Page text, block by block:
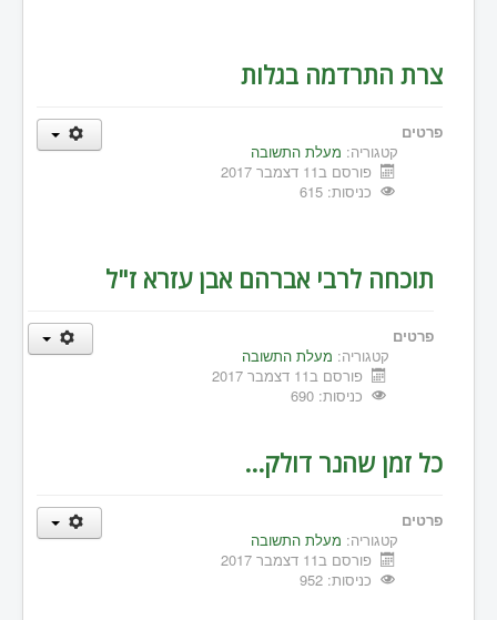
צרת התרדמה בגלות
פרטים
קטגוריה: מעלת התשובה
פורסם ב11 דצמבר 2017
כניסות: 615
תוכחה לרבי אברהם אבן עזרא ז"ל
פרטים
קטגוריה: מעלת התשובה
פורסם ב11 דצמבר 2017
כניסות: 690
כל זמן שהנר דולק...
פרטים
קטגוריה: מעלת התשובה
פורסם ב11 דצמבר 2017
כניסות: 952